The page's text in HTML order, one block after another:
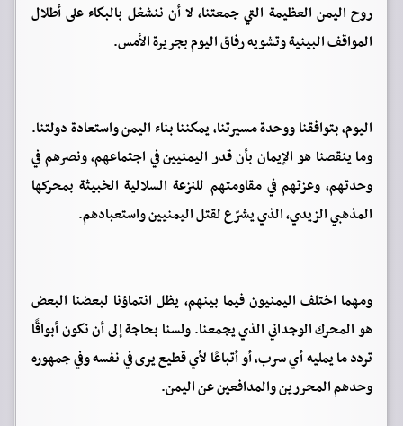
روح اليمن العظيمة التي جمعتنا، لا أن ننشغل بالبكاء على أطلال
المواقف البينية وتشويه رفاق اليوم بجريرة الأمس.
اليوم، بتوافقنا ووحدة مسيرتنا، يمكننا بناء اليمن واستعادة دولتنا.
وما ينقصنا هو الإيمان بأن قدر اليمنيين في اجتماعهم، ونصرهم في
وحدتهم، وعزتهم في مقاومتهم للنزعة السلالية الخبيثة بمحركها
المذهبي الزيدي، الذي يشرّع لقتل اليمنيين واستعبادهم.
ومهما اختلف اليمنيون فيما بينهم، يظل انتماؤنا لبعضنا البعض
هو المحرك الوجداني الذي يجمعنا. ولسنا بحاجة إلى أن نكون أبواقًا
تردد ما يمليه أي سرب، أو أتباعًا لأي قطيع يرى في نفسه وفي جمهوره
وحدهم المحررين والمدافعين عن اليمن.